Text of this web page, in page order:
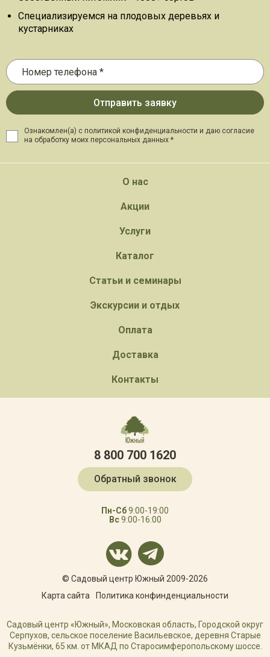
Специализируемся на плодовых деревьях и
кустарниках
Ознакомлен(а) с политикой конфиденциальности и даю согласие
на обработку моих персональных данных *
О нас
Акции
Услуги
Каталог
Статьи и семинары
Экскурсии и отдых
Оплата
Доставка
Контакты
8 800 700 1620
Обратный звонок
Пн-Сб9:00-19:00
Вс9:00-16:00
© Садовый центр Южный 2009-2026
Карта сайта
Политика конфинденциальности
Садовый центр «Южный», Московская область, Городской округ
Серпухов, сельское поселение Васильевское, деревня Старые
Кузьмёнки, 65 км. от МКАД по Старосимферопольскому шоссе.